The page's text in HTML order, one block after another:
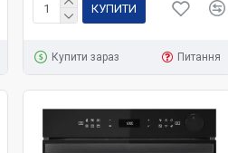
КУПИТИ
Купити зараз Питання